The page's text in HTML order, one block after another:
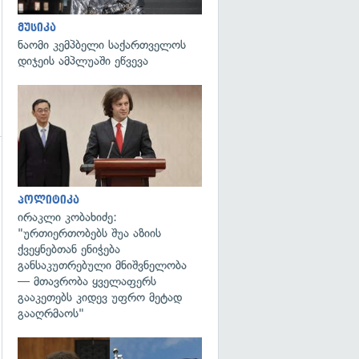
მუსიკა
ნაომი კემპბელი საქართველოს
დიჯეის ამპლუაში ეწვევა
პოლიტიკა
ირაკლი კობახიძე:
"ურთიერთობებს შუა აზიის
ქვეყნებთან ენიჭება
განსაკუთრებული მნიშვნელობა
— მთავრობა ყველაფერს
გააკეთებს კიდევ უფრო მეტად
გააღრმაოს"